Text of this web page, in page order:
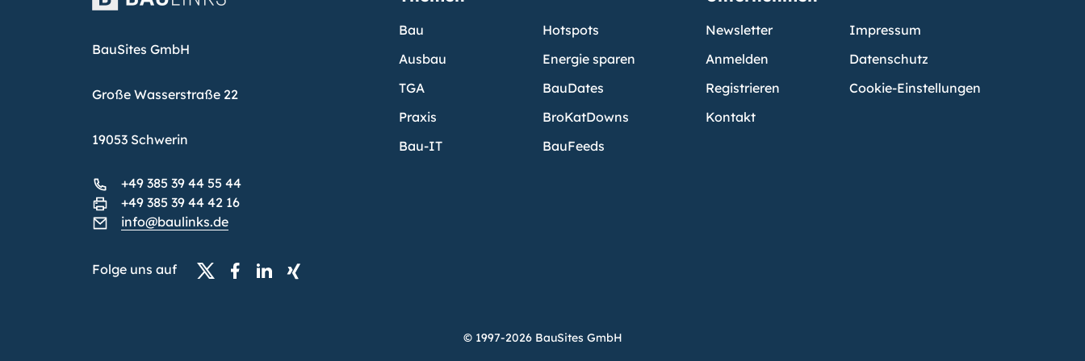
BauSites GmbH
Große Wasserstraße 22
19053 Schwerin
+49 385 39 44 55 44
+49 385 39 44 42 16
info@baulinks.de
Folge uns auf
Bau
Ausbau
TGA
Praxis
Bau-IT
Hotspots
Energie sparen
BauDates
BroKatDowns
BauFeeds
Newsletter
Anmelden
Registrieren
Kontakt
Impressum
Datenschutz
Cookie-Einstellungen
© 1997-2026 BauSites GmbH